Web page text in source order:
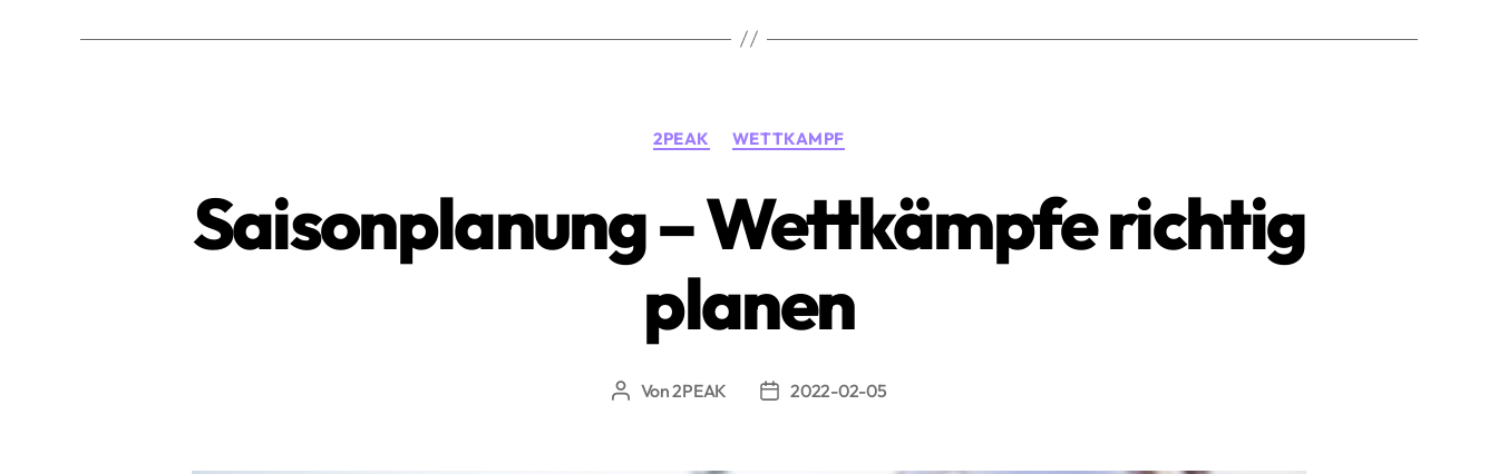
2PEAK»
Kategorien
2PEAK WETTKAMPF
Saisonplanung – Wettkämpfe richtig
planen
Beitragsautor
Von2PEAK Beitragsdatum
2022-02-05